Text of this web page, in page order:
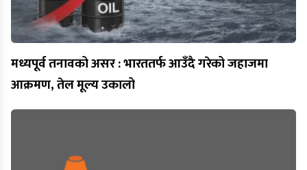
मध्यपूर्व तनावको असर : भारततर्फ आउँदै गरेको जहाजमा
आक्रमण, तेल मूल्य उकालो